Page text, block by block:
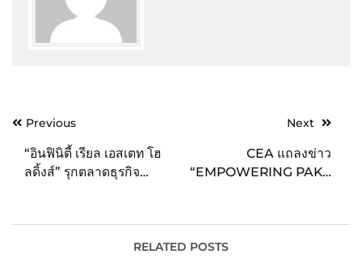
PostPrevious
“อินฟินิตี้ เรียล เอสเตท โฮ
ลดิ้งส์” รุกตลาดธุรกิจ
Next
CEA แถลงข่าว
“EMPOWERING PAKK
Soft Power ระดับสากล
RELATED POSTS